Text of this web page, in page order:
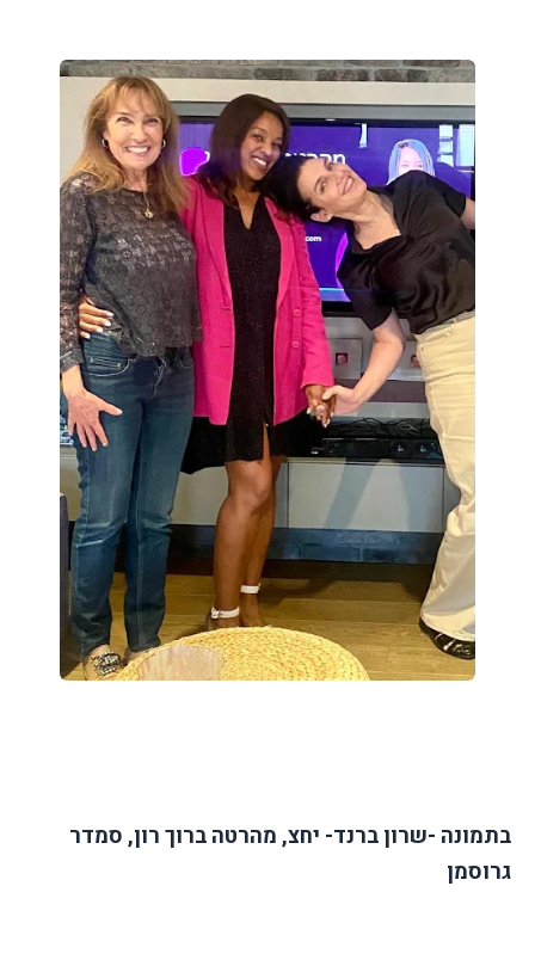
בתמונה -שרון ברנד- יחצ, מהרטה ברוך רון, סמדר
גרוסמן